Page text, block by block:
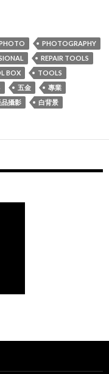
商.產品攝影: 全系列五
PHOTOGRAPHY
REPAIR TOOLS
BOX
TOOLS
五金
專業
品攝影 白背景